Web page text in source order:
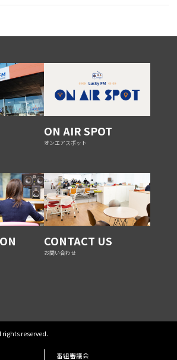
ON AIR SPOT
オンエアスポット
CONTACT US
お問い合わせ
rights reserved.
番組審議会